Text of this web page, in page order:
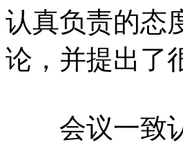
认真负责的态
论，并提出了
会议一致认